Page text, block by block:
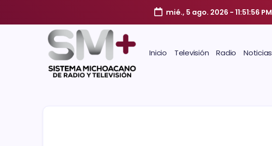
mié., 5 ago. 2026 - 11:51:57 PM
Inicio Televisión Radio Noticias